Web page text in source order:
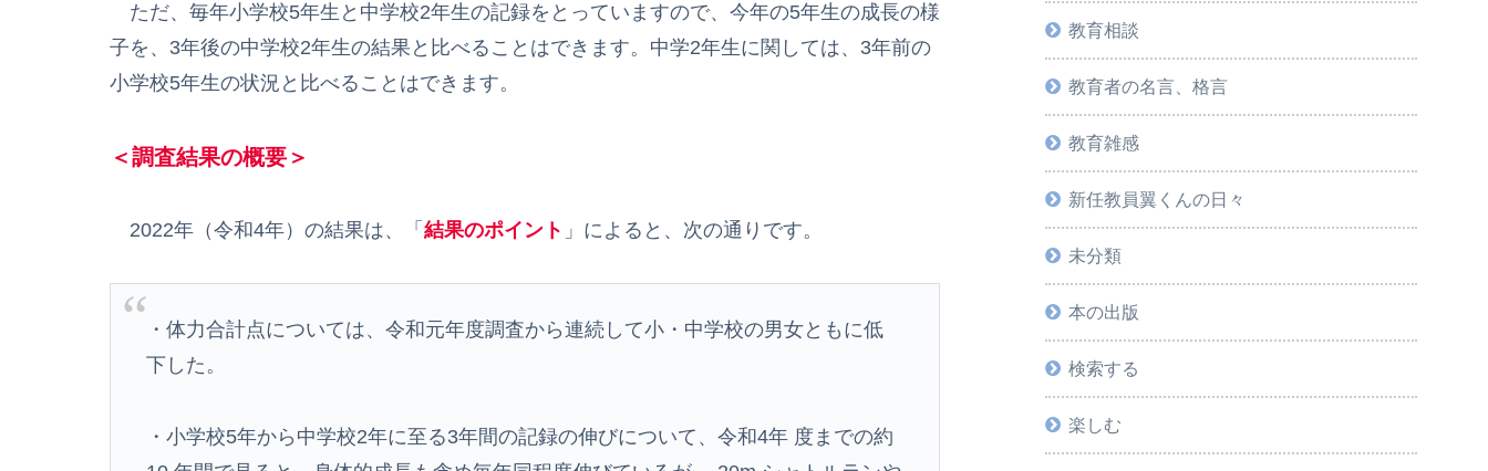
ただ、毎年小学校5年生と中学校2年生の記録をとっていますので、今年の5年生の成長の様
子を、3年後の中学校2年生の結果と比べることはできます。中学2年生に関しては、3年前の
小学校5年生の状況と比べることはできます。
＜調査結果の概要＞
2022年（令和4年）の結果は、「 結果のポイント 」によると、次の通りです。
・体力合計点については、令和元年度調査から連続して小・中学校の男女ともに低
下した。
・小学校5年から中学校2年に至る3年間の記録の伸びについて、令和4年 度までの約
教育相談
教育者の名言、格言
教育雑感
新任教員翼くんの日々
未分類
本の出版
検索する
楽しむ